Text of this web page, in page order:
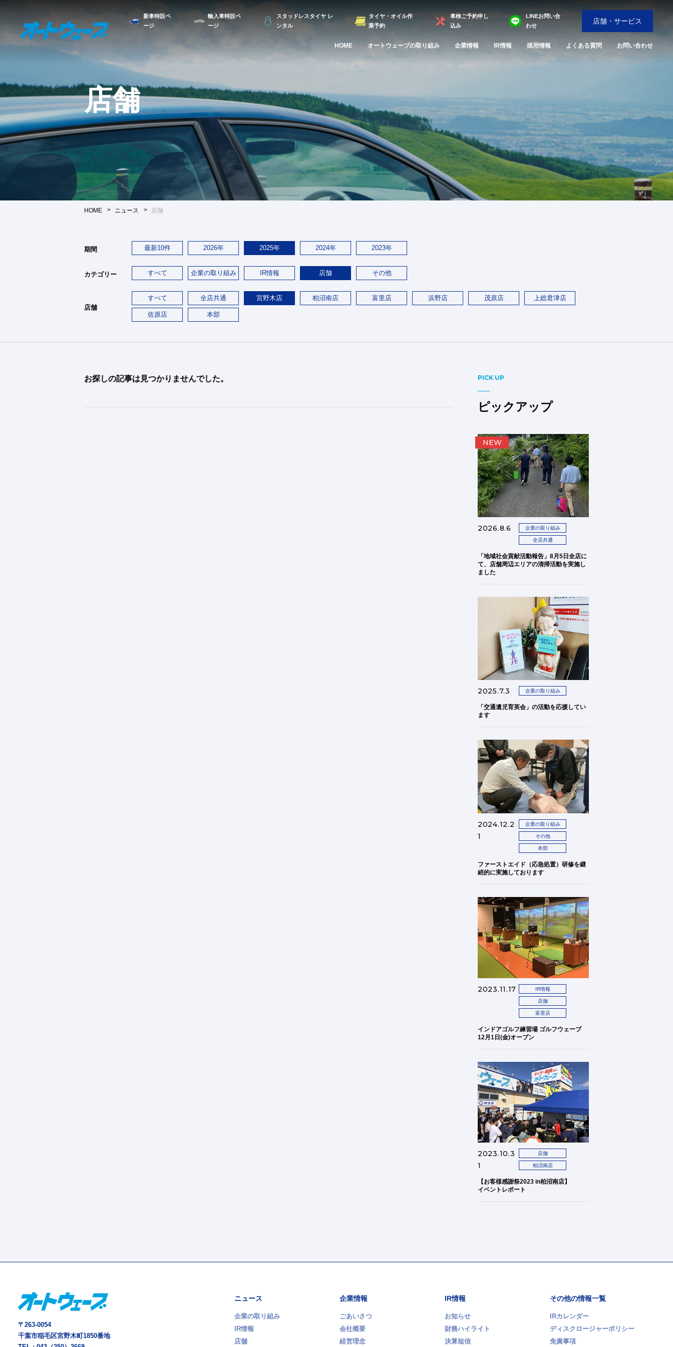
新車特設ペ
ージ
輸入車特設ペ
ージ
スタッドレスタイヤ レ
ンタル
タイヤ・オイル作
業予約
車検ご予約申し
込み
LINEお問い合
わせ
店舗・サービス
HOME オートウェーブの取り組み 企業情報 IR情報 採用情報 よくある質問 お問い合わせ
店舗
HOME ニュース 店舗
期間 最新10件 2026年 2025年 2024年 2023年
カテゴリー すべて 企業の取り組み IR情報 店舗 その他
店舗
すべて 全店共通 宮野木店 柏沼南店 富里店 浜野店 茂原店 上総君津店
佐原店 本部
お探しの記事は見つかりませんでした。 PICK UP
ピックアップ
2026.8.6 企業の取り組み
全店共通
「地域社会貢献活動報告」8月5日全店に
て、店舗周辺エリアの清掃活動を実施し
ました
NEW
2025.7.3 企業の取り組み
「交通遺児育英会」の活動を応援してい
ます
2024.12.2
1
企業の取り組み
その他
本部
ファーストエイド（応急処置）研修を継
続的に実施しております
2023.11.17 IR情報
店舗
富里店
インドアゴルフ練習場 ゴルフウェーブ
12月1日(金)オープン
2023.10.3
1
店舗
柏沼南店
【お客様感謝祭2023 in柏沼南店】
イベントレポート
〒263-0054
千葉市稲毛区宮野木町1850番地
ニュース
企業の取り組み
IR情報
店舗
企業情報
ごあいさつ
会社概要
経営理念
IR情報
お知らせ
財務ハイライト
決算短信
その他の情報一覧
IRカレンダー
ディスクロージャーポリシー
免責事項